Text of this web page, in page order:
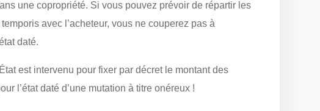
une copropriété. Si vous pouvez prévoir de répartir les
avec l’acheteur, vous ne couperez pas à
daté.
est intervenu pour fixer par décret le montant des
l’état daté d’une mutation à titre onéreux !